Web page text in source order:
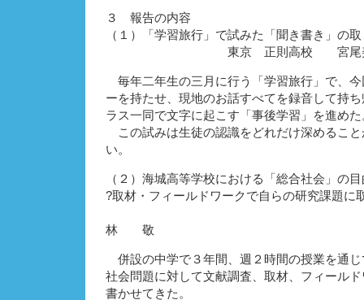
３ 報告の内容
（１）「学習旅行」で試みた「聞き書き」の
東京 正則高校 宮尾美
毎年二年生の三月に行う「学習旅行」で、
ーを持たせ、現地のお話すべてを録音して持
ラス一同で文字に起こす「事後学習」を進めた
この試みは生徒の認識をどれだけ深めるこ
い。
（２）海城高等学校における「総合社会」の
?取材・フィールドワークで自らの研究課題に
林 敬
併設の中学で３年間、週２時間の授業を通
社会問題に対して文献調査、取材、フィール
書かせてきた。